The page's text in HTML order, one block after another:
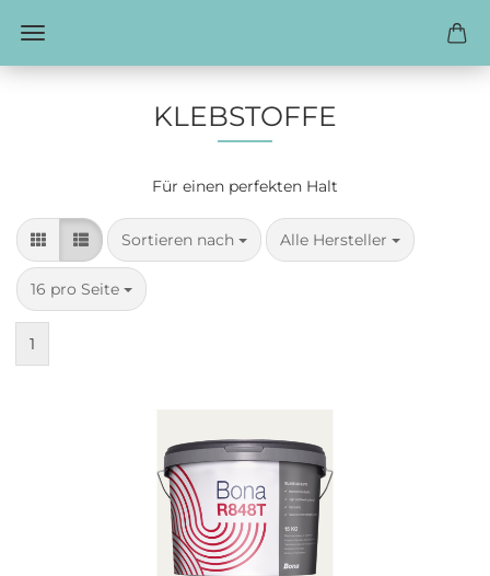
KLEBSTOFFE
Für einen perfekten Halt
Sortieren nach
Sortieren nach Alle Hersteller
pro Seite
16 pro Seite
pro Seite
1